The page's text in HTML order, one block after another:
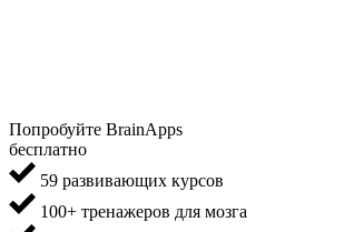
Попробуйте BrainApps
бесплатно
59 развивающих курсов
100+ тренажеров для мозга